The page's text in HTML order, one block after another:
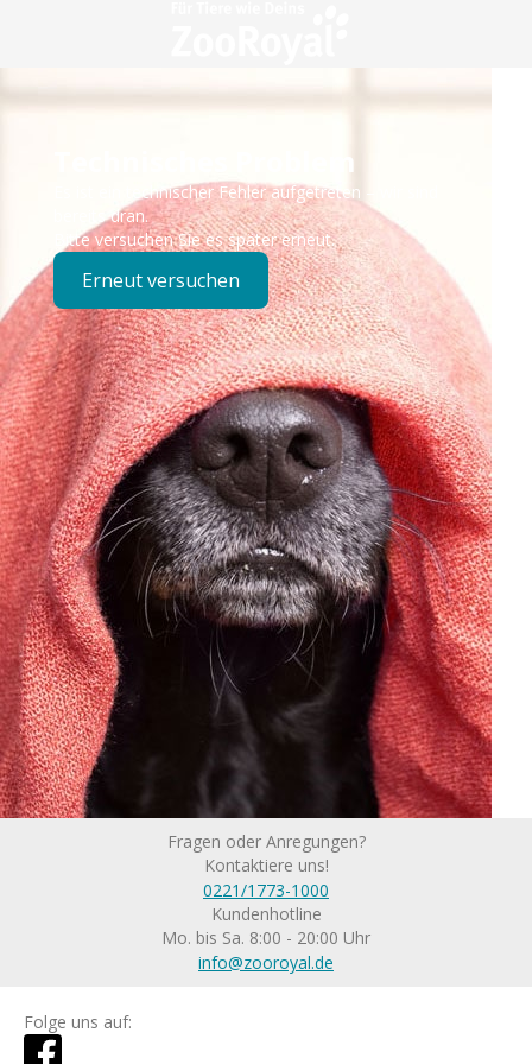
Technisches Problem
Es ist ein technischer Fehler aufgetreten – wir sind
bereits dran.
Bitte versuchen Sie es später erneut.
Erneut versuchen
Fragen oder Anregungen?
Kontaktiere uns!
0221/1773-1000
Kundenhotline
Mo. bis Sa. 8:00 - 20:00 Uhr
info@zooroyal.de
Folge uns auf: